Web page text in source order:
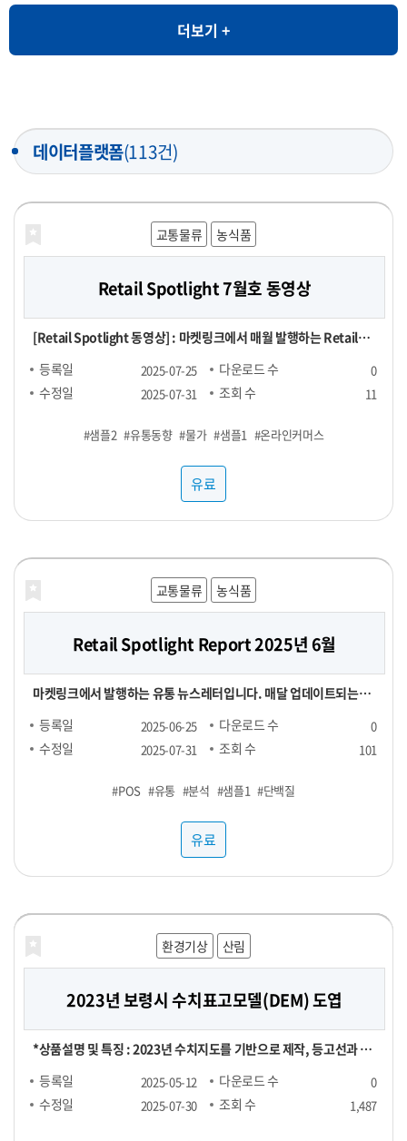
더보기 +
데이터플랫폼(113건)
교통물류 농식품
Retail Spotlight 7월호 동영상
[Retail Spotlight 동영상] : 마켓링크에서 매월 발행하는 Retail
Spotlight 7월호 자료를 동영상으로 제작한 파일
등록일 2025-07-25 다운로드 수 0
수정일 2025-07-31 조회 수 11
#샘플2 #유통동향 #물가 #샘플1 #온라인커머스
유료
교통물류 농식품
Retail Spotlight Report 2025년 6월
마켓링크에서 발행하는 유통 뉴스레터입니다. 매달 업데이트되는
Retail Spotlight Report를 통해 최신 비즈니스 소식과 유용한 정
보를 전달해드립니다. -■ 25년 6월 분석 주제 : 단백질(프로틴) -■
KAD(Key Account Data) - KADA(Key Account Data
등록일 2025-06-25 다운로드 수 0
수정일 2025-07-31 조회 수 101
#POS #유통 #분석 #샘플1 #단백질
유료
해양농축수산 농식품
대형마트 농산물 실구매 영수증 데이터
실구매 영수증 기반 대형마트 농산물(과일, 채소) 소비 데이터 - 기간
및 용량에 따라 가격 협의 - 구매 가능 기간 : 24년 1월 ~ - 구매 채널 :
대형마트 - 주요 컬럼 : 영수증_이름, 회원_번호, 성별, 연령대, 구매
등록일 2025-06-25 다운로드 수 0
수정일 2025-07-31 조회 수 129
재정금융 농식품
영수증 이미지 데이터
[영수증 이미지 데이터 장당 100원] 채널 : 대형마트, 편의점 기간 :
24년 1월 ~ ※온라인, 오프라인 모두 포함되어있으며 사진마다 화질
이 다를 수 있음
등록일 2025-06-24 다운로드 수 0
수정일 2025-07-31 조회 수 107
재정금융 농식품
신용카드 채널별 TOP 100 SKU
[신용카드 결제 데이터] ▶ 채널별 TOP 100 SKU : 29,000원 ▶
RAW 형 데이터 : 5,000,000원 채널 : 네이버, 오아시스마켓, 자연드
림, 컬리, 쿠팡 기간 : 25년 1월 ~ FACT : 매출수량 기준 TOP 100
등록일 2025-06-24 다운로드 수 0
수정일 2025-07-31 조회 수 92
해양농축수산 농식품
전국 지역별 외식 물가
[POS 기반 전국 지역별 외식 물가 데이터] - 1개월 기준 -- 집계형 (지
역별 메뉴 최저가, 최고가, 중앙값, Q1, Q3 값) : 업종당 9만 9천원 --
RAW : 500만원 *협의 -- 지역 구분 : 전국 17개 광역시도 -- 업종 구
등록일 2025-06-24 다운로드 수 0
수정일 2025-07-31 조회 수 106
보건의료 라이프로그
[합성] HTB 스트레스 진단데이터
본 데이터는 "헬스브릿지"의 "스트레스 진단데이터"를 기반으로,
GAN(적대적 생성 신경망, Generative Adversarial Networks)
모델을 활용하여 생성한 가상의 합성데이터입니다. 합성데이터는 개
등록일 2025-06-07 다운로드 수 1
수정일 2025-07-29 조회 수 89
환경기상 산림
2023년 보령시 수치표고모델(DEM) 도엽
*상품설명 및 특징 : 2023년 수치지도를 기반으로 제작, 등고선과 표
고점을 활용했은며, 등고오류와 표고오류를 수정 *기간 및 범위 :
2023년 1월 ~ 2023년 12월 *컬럼정보 : 비정형이미지로 칼럼정보
등록일 2025-05-12 다운로드 수 0
수정일 2025-07-30 조회 수 1,487